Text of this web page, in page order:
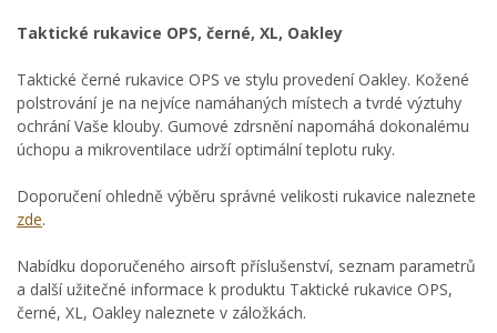
Taktické rukavice OPS, černé, XL, Oakley
Taktické černé rukavice OPS ve stylu provedení Oakley. Kožené
polstrování je na nejvíce namáhaných místech a tvrdé výztuhy
ochrání Vaše klouby. Gumové zdrsnění napomáhá dokonalému
úchopu a mikroventilace udrží optimální teplotu ruky.
Doporučení ohledně výběru správné velikosti rukavice naleznete
zde.
Nabídku doporučeného airsoft příslušenství, seznam parametrů
a další užitečné informace k produktu Taktické rukavice OPS,
černé, XL, Oakley naleznete v záložkách.